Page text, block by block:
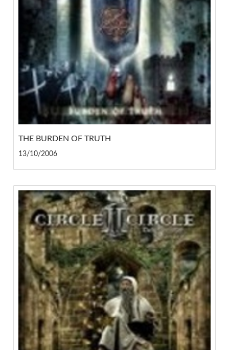
THE BURDEN OF TRUTH
13/10/2006